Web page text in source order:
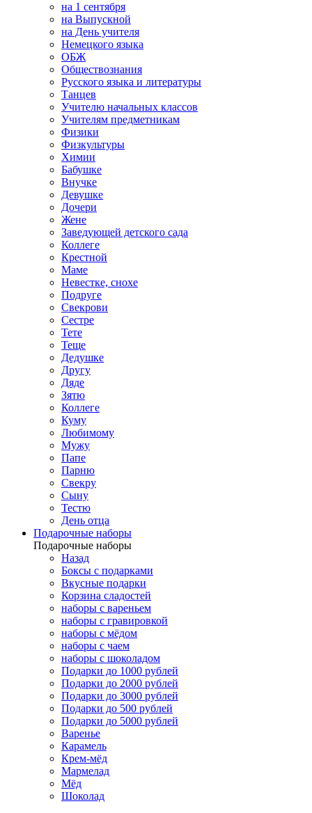
на 1 сентября
на Выпускной
на День учителя
Немецкого языка
ОБЖ
Обществознания
Русского языка и литературы
Танцев
Учителю начальных классов
Учителям предметникам
Физики
Физкультуры
Химии
Бабушке
Внучке
Девушке
Дочери
Жене
Заведующей детского сада
Коллеге
Крестной
Маме
Невестке, снохе
Подруге
Свекрови
Сестре
Тете
Теще
Дедушке
Другу
Дяде
Зятю
Коллеге
Куму
Любимому
Мужу
Папе
Парню
Свекру
Сыну
Тестю
День отца
Подарочные наборы
Подарочные наборы
Назад
Боксы с подарками
Вкусные подарки
Корзина сладостей
наборы с вареньем
наборы с гравировкой
наборы с мёдом
наборы с чаем
наборы с шоколадом
Подарки до 1000 рублей
Подарки до 2000 рублей
Подарки до 3000 рублей
Подарки до 500 рублей
Подарки до 5000 рублей
Варенье
Карамель
Крем-мёд
Мармелад
Мёд
Шоколад